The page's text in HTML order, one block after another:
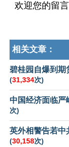
欢迎您的留言
相关文章：
碧桂园自爆到期
(31,334次)
中国经济面临严
次)
英外相警告若中
(30,158次)